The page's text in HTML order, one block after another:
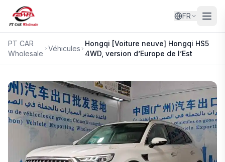
FR
PT CAR
Wholesale
Véhicules
Hongqi [Voiture neuve] Hongqi HS5
4WD, version d’Europe de l’Est